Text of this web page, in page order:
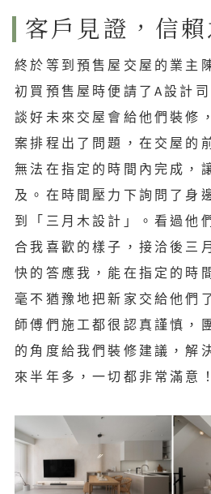
客戶見證，信
終於等到預售屋交屋的業主
初買預售屋時便請了A設計
談好未來交屋會給他們裝修
案排程出了問題，在交屋的
無法在指定的時間內完成，
及。在時間壓力下詢問了身
到「三月木設計」。看過他
合我喜歡的樣子，接洽後三
快的答應我，能在指定的時
毫不猶豫地把新家交給他們
師傅們施工都很認真謹慎，
的角度給我們裝修建議，解
來半年多，一切都非常滿意